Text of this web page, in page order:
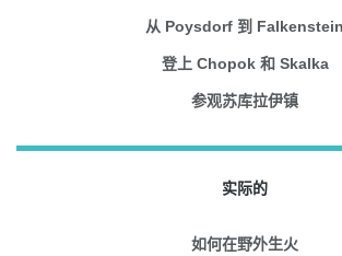
从 Poysdorf 到 Falkenstein
登上 Chopok 和 Skalka
参观苏库拉伊镇
实际的
如何在野外生火